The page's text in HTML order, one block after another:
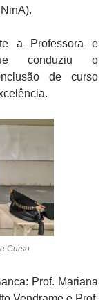
a Professora e
conduziu o
de curso
Curso
Prof. Mariana